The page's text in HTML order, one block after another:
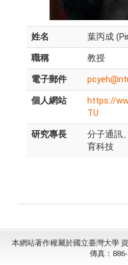
姓名
葉丙成
職稱
教授
電子郵件
個人網站
https://
TU
研究專長
分子通訊
育科技
本網站著作權屬於國立臺灣大學
傳真：886-